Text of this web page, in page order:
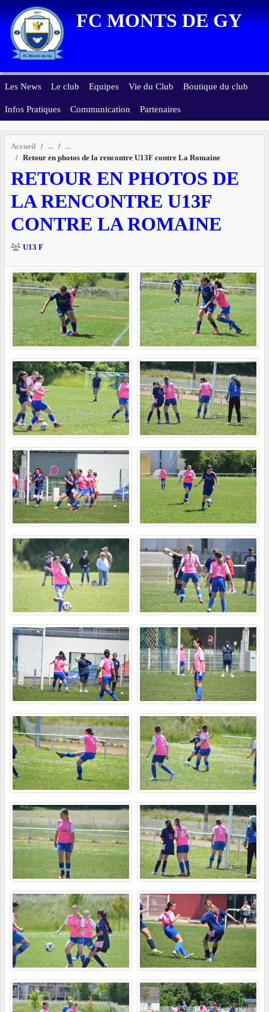
FC MONTS DE GY
Les News Le club Equipes Vie du Club Boutique du club
Infos Pratiques Communication Partenaires
Accueil
Retour en photos de la rencontre U13F contre La Romaine
RETOUR EN PHOTOS DE
LA RENCONTRE U13F
CONTRE LA ROMAINE
U13 F
Panneau de gestion des cookies